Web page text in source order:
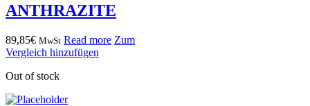
ANTHRAZITE
89,85€ MwSt Read more Zum
Vergleich hinzufügen
Out of stock